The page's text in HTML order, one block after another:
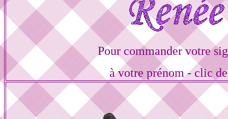
Pour commander votre
à votre prénom - clic